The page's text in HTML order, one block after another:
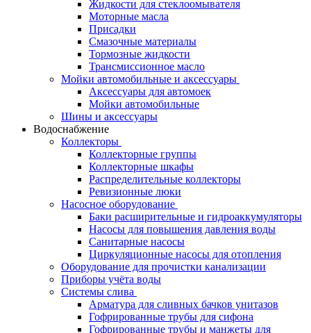
Жидкости для стеклоомывателя
Моторные масла
Присадки
Смазочные материалы
Тормозные жидкости
Трансмиссионное масло
Мойки автомобильные и аксессуары
Аксессуары для автомоек
Мойки автомобильные
Шины и аксессуары
Водоснабжение
Коллекторы
Коллекторные группы
Коллекторные шкафы
Распределительные коллекторы
Ревизионные люки
Насосное оборудование
Баки расширительные и гидроаккумуляторы
Насосы для повышения давления воды
Санитарные насосы
Циркуляционные насосы для отопления
Оборудование для прочистки канализации
Приборы учёта воды
Системы слива
Арматура для сливных бачков унитазов
Гофрированные трубы для сифона
Гофрированные трубы и манжеты для